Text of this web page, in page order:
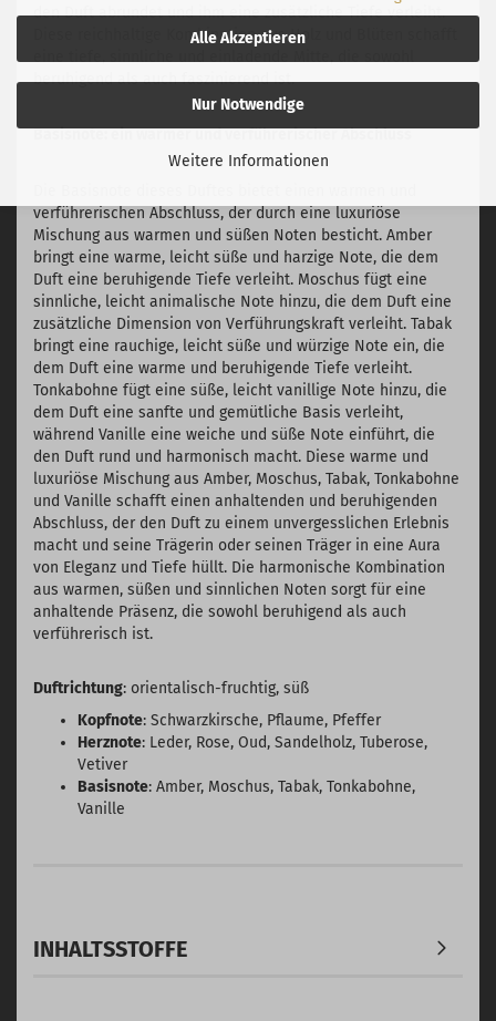
Alle Akzeptieren
Nur Notwendige
Weitere Informationen
den Duft abrundet und ihm eine zusätzliche Tiefe verleiht.
Diese reichhaltige Kombination aus Holz und Blüten schafft
beruhigend als auch faszinierend ist.
Basisnote: ein warmer und verführerischer Abschluss
verführerischen Abschluss, der durch eine luxuriöse
Mischung aus warmen und süßen Noten besticht. Amber
bringt eine warme, leicht süße und harzige Note, die dem
Duft eine beruhigende Tiefe verleiht. Moschus fügt eine
sinnliche, leicht animalische Note hinzu, die dem Duft eine
zusätzliche Dimension von Verführungskraft verleiht. Tabak
bringt eine rauchige, leicht süße und würzige Note ein, die
dem Duft eine warme und beruhigende Tiefe verleiht.
Tonkabohne fügt eine süße, leicht vanillige Note hinzu, die
dem Duft eine sanfte und gemütliche Basis verleiht,
während Vanille eine weiche und süße Note einführt, die
den Duft rund und harmonisch macht. Diese warme und
luxuriöse Mischung aus Amber, Moschus, Tabak, Tonkabohne
und Vanille schafft einen anhaltenden und beruhigenden
Abschluss, der den Duft zu einem unvergesslichen Erlebnis
macht und seine Trägerin oder seinen Träger in eine Aura
von Eleganz und Tiefe hüllt. Die harmonische Kombination
aus warmen, süßen und sinnlichen Noten sorgt für eine
anhaltende Präsenz, die sowohl beruhigend als auch
verführerisch ist.
Duftrichtung: orientalisch-fruchtig, süß
Kopfnote: Schwarzkirsche, Pflaume, Pfeffer
Herznote: Leder, Rose, Oud, Sandelholz, Tuberose,
Vetiver
Basisnote: Amber, Moschus, Tabak, Tonkabohne,
Vanille
INHALTSSTOFFE